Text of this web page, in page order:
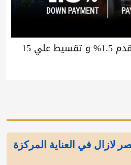
عرض لفترة محدودة مقدم 1.5% و تقسيط علي 15
لازال في العناية المركزة